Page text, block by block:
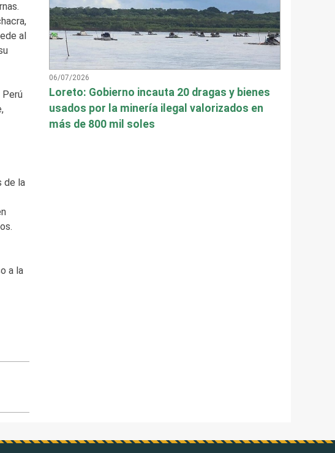
al
Perú
de la
a la
06/07/2026
Loreto: Gobierno incauta 20 dragas y bienes
usados por la minería ilegal valorizados en
más de 800 mil soles